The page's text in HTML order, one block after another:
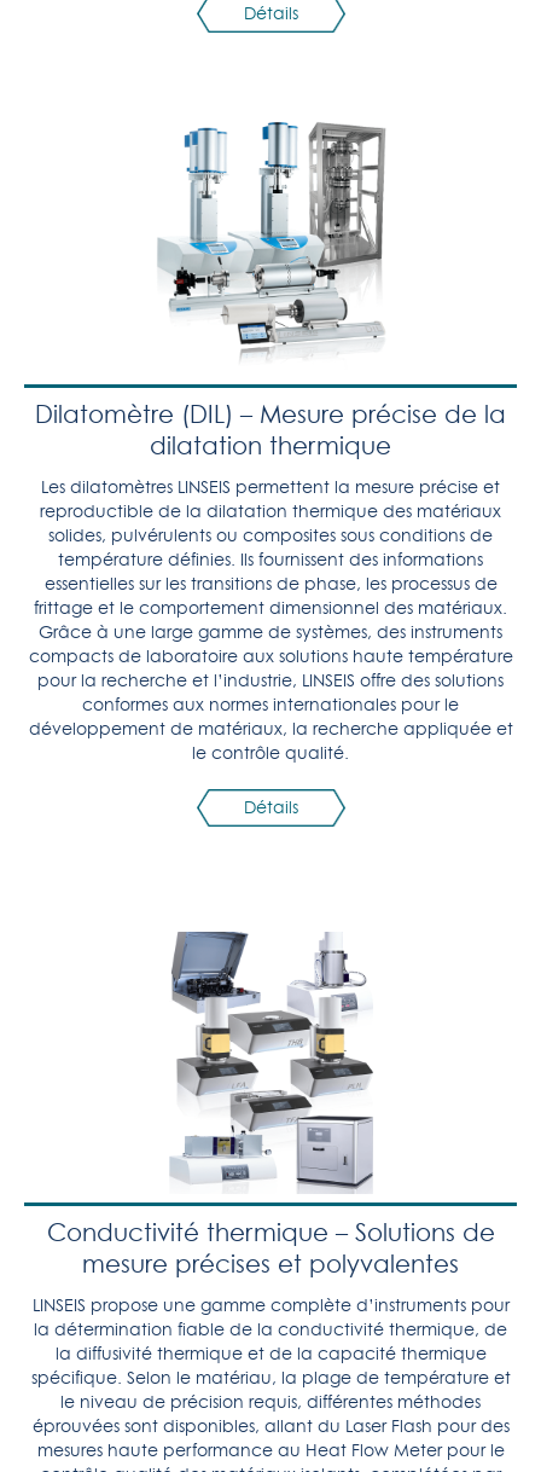
Détails
Dilatomètre (DIL) – Mesure précise de la
dilatation thermique
Les dilatomètres LINSEIS permettent la mesure précise et
reproductible de la dilatation thermique des matériaux
solides, pulvérulents ou composites sous conditions de
température définies. Ils fournissent des informations
essentielles sur les transitions de phase, les processus de
frittage et le comportement dimensionnel des matériaux.
Grâce à une large gamme de systèmes, des instruments
compacts de laboratoire aux solutions haute température
pour la recherche et l’industrie, LINSEIS offre des solutions
conformes aux normes internationales pour le
développement de matériaux, la recherche appliquée et
le contrôle qualité.
Détails
Conductivité thermique – Solutions de
mesure précises et polyvalentes
LINSEIS propose une gamme complète d’instruments pour
la détermination fiable de la conductivité thermique, de
la diffusivité thermique et de la capacité thermique
spécifique. Selon le matériau, la plage de température et
le niveau de précision requis, différentes méthodes
éprouvées sont disponibles, allant du Laser Flash pour des
mesures haute performance au Heat Flow Meter pour le